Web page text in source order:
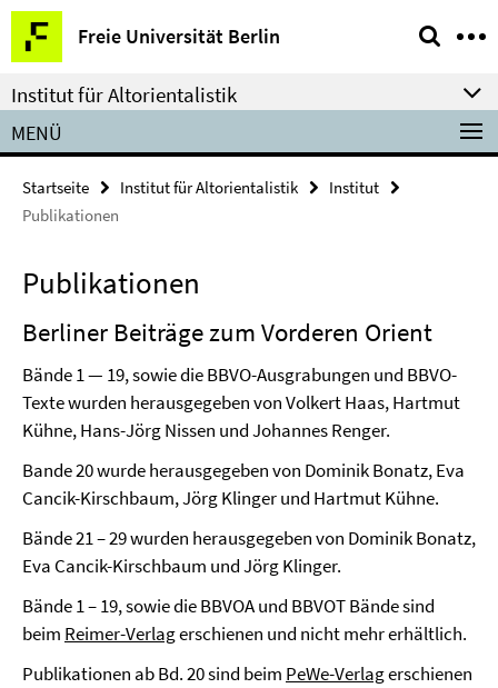
Springe
direkt
zu
Inhalt
Freie Universität Berlin
Service-
Navigation
Institut für Altorientalistik
MENÜ
Startseite Institut für Altorientalistik
Institut
Publikationen
Publikationen
Berliner Beiträge zum Vorderen Orient
Bände 1 — 19, sowie die BBVO-Ausgrabungen und BBVO-
Texte wurden herausgegeben von Volkert Haas, Hartmut
Kühne, Hans-Jörg Nissen und Johannes Renger.
Bande 20 wurde herausgegeben von Dominik Bonatz, Eva
Cancik-Kirschbaum, Jörg Klinger und Hartmut Kühne.
Bände 21 – 29 wurden herausgegeben von Dominik Bonatz,
Eva Cancik-Kirschbaum und Jörg Klinger.
Bände 1 – 19, sowie die BBVOA und BBVOT Bände sind
beim Reimer-Verlagerschienen und nicht mehr erhältlich.
Publikationen ab Bd. 20 sind beim PeWe-Verlagerschienen